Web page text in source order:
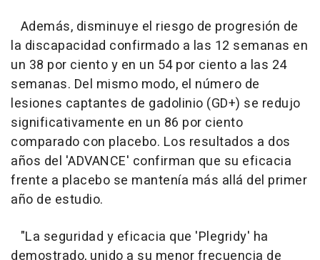
Además, disminuye el riesgo de progresión de
la discapacidad confirmado a las 12 semanas en
un 38 por ciento y en un 54 por ciento a las 24
semanas. Del mismo modo, el número de
lesiones captantes de gadolinio (GD+) se redujo
significativamente en un 86 por ciento
comparado con placebo. Los resultados a dos
años del 'ADVANCE' confirman que su eficacia
frente a placebo se mantenía más allá del primer
año de estudio.
"La seguridad y eficacia que 'Plegridy' ha
demostrado, unido a su menor frecuencia de